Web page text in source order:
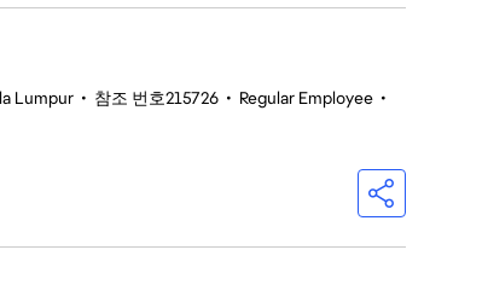
Lumpur • 참조 번호215726 • Regular Employee •